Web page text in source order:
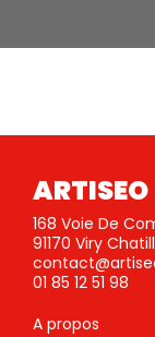
ARTISEO
168 Voie De
91170 Viry
01 85 12 51 98
A propos